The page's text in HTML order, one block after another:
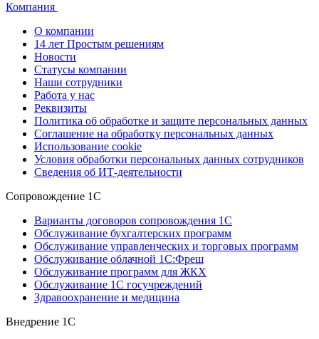
Компания
О компании
14 лет Простым решениям
Новости
Статусы компании
Наши сотрудники
Работа у нас
Реквизиты
Политика об обработке и защите персональных данных
Соглашение на обработку персональных данных
Использование cookie
Условия обработки персональных данных сотрудников
Сведения об ИТ-деятельности
Сопровождение 1С
Варианты договоров сопровождения 1С
Обслуживание бухгалтерских программ
Обслуживание управленческих и торговых программ
Обслуживание облачной 1С:Фреш
Обслуживание программ для ЖКХ
Обслуживание 1С госучреждений
Здравоохранение и медицина
Внедрение 1С